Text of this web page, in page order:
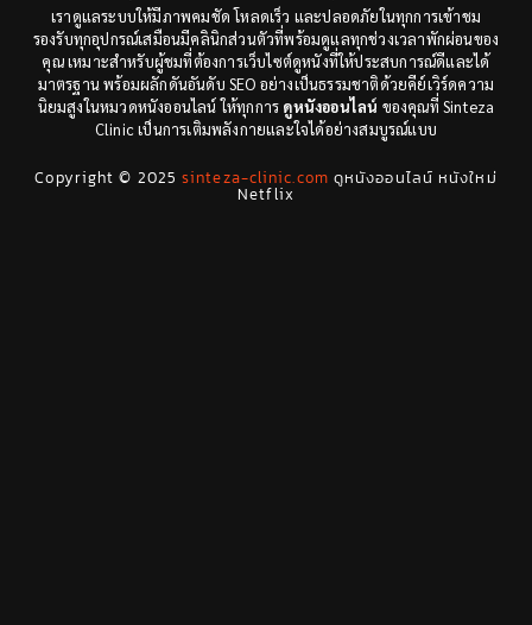
Documentary สารคดี(3)
Documentary สารคดี(12)
Drama ดราม่า(29)
Drama ดราม่า(278)
เราดูแลระบบให้มีภาพคมชัด โหลดเร็ว และปลอดภัยในทุกการเข้าชม
รองรับทุกอุปกรณ์เสมือนมีคลินิกส่วนตัวที่พร้อมดูแลทุกช่วงเวลาพักผ่อนของ
คุณ เหมาะสำหรับผู้ชมที่ต้องการเว็บไซต์ดูหนังที่ให้ประสบการณ์ดีและได้
มาตรฐาน พร้อมผลักดันอันดับ SEO อย่างเป็นธรรมชาติด้วยคีย์เวิร์ดความ
นิยมสูงในหมวดหนังออนไลน์ ให้ทุกการ ดูหนังออนไลน์ ของคุณที่ Sinteza
Clinic เป็นการเติมพลังกายและใจได้อย่างสมบูรณ์แบบ
Copyright © 2025sinteza-clinic.com ดูหนังออนไลน์ หนังใหม่
Netflix